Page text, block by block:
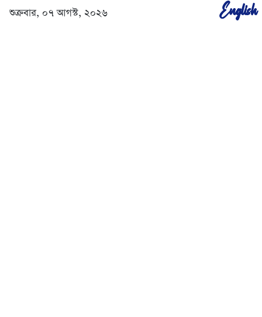
শুক্রবার, ০৭ আগস্ট, ২০২৬ English